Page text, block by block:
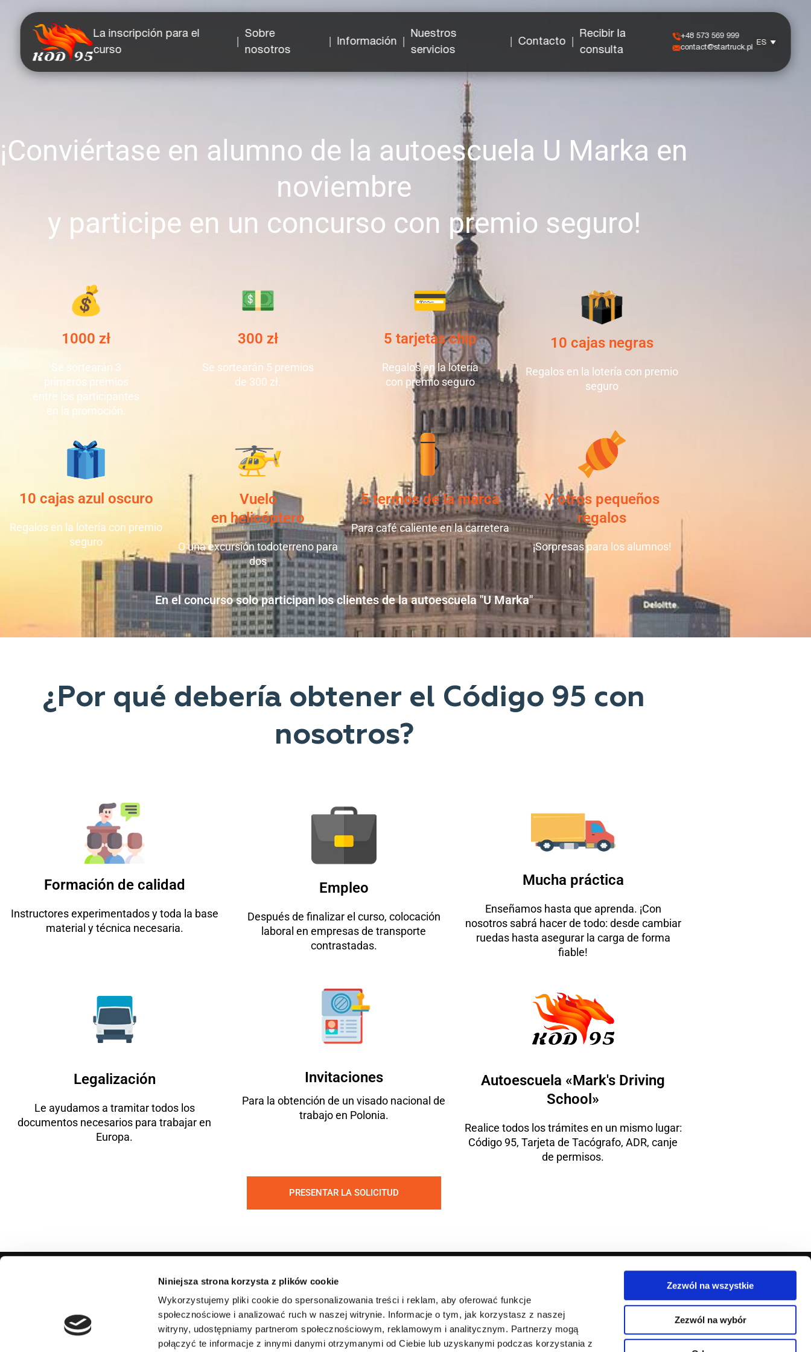
Niniejsza strona korzysta z plików cookie
Wykorzystujemy pliki cookie do spersonalizowania treści i reklam, aby oferować funkcje
społecznościowe i analizować ruch w naszej witrynie. Informacje o tym, jak korzystasz z naszej
witryny, udostępniamy partnerom społecznościowym, reklamowym i analitycznym. Partnerzy mogą
połączyć te informacje z innymi danymi otrzymanymi od Ciebie lub uzyskanymi podczas korzystania z
Zezwól na wszystkie
Zezwól na wybór
La inscripción para el
curso
Sobre
nosotros
Información
Nuestros
servicios
Contacto
Recibir la
consulta
+48 573 569 999
contact@startruck.pl
ES
¡Conviértase en alumno de la autoescuela U Marka en
noviembre
y participe en un concurso con premio seguro!
1000 zł
Se sortearán 3
primeros premios
entre los participantes
en la promoción.
300 zł
Se sortearán 5 premios
de 300 zł.
5 tarjetas chip
Regalos en la lotería
con premio seguro
10 cajas negras
Regalos en la lotería con premio
seguro
10 cajas azul oscuro
Regalos en la lotería con premio
seguro
Vuelo
en helicóptero
O una excursión todoterreno para
dos
5 termos de la marca
Para café caliente en la carretera
Y otros pequeños
regalos
¡Sorpresas para los alumnos!
En el concurso solo participan los clientes de la autoescuela "U Marka"
¿Por qué debería obtener el Código 95 con
nosotros?
Formación de calidad
Instructores experimentados y toda la base
material y técnica necesaria.
Empleo
Después de finalizar el curso, colocación
laboral en empresas de transporte
contrastadas.
Mucha práctica
Enseñamos hasta que aprenda. ¡Con
nosotros sabrá hacer de todo: desde cambiar
ruedas hasta asegurar la carga de forma
fiable!
Legalización
Le ayudamos a tramitar todos los
documentos necesarios para trabajar en
Europa.
Invitaciones
Para la obtención de un visado nacional de
trabajo en Polonia.
Autoescuela «Mark's Driving
School»
Realice todos los trámites en un mismo lugar:
Código 95, Tarjeta de Tacógrafo, ADR, canje
de permisos.
PRESENTAR LA SOLICITUD
Sobre nosotros
Política de privacidad
Condiciones de uso
Contacto
+48 573 569 999
Lunes - Viernes 09:00
Friedmann Sp z o. o.
NIF: 521-395-61-91
Regon: 521256845
Business Center Kod95
Sp z o. o.
NIF: 951-255-27-24